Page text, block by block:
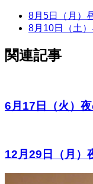
8月5日（月）
8月10日（土
関連記事
6月17日（火）
12月29日（月）